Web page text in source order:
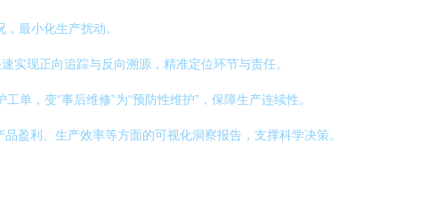
最小化生产扰动。
实现正向追踪与反向溯源，精准定位环节与责任。
单，变“事后维修”为“预防性维护”，保障生产连续性。
盈利、生产效率等方面的可视化洞察报告，支撑科学决策。